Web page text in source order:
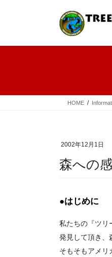
ツ
シ
HOME
2002年12月1日
森への
●はじめに
私たちの『ツリ
発見して頂き、
そもそもアメリ